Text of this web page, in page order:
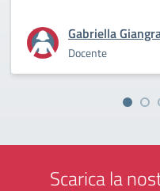
Gabriella
Docente
Scarica la